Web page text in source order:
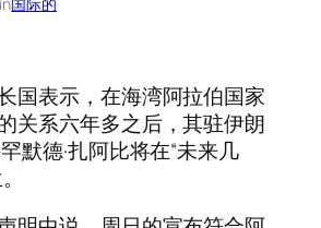
国表示，在海湾阿拉伯国家
关系六年多之后，其驻伊朗
默德·扎阿比将在“未来几